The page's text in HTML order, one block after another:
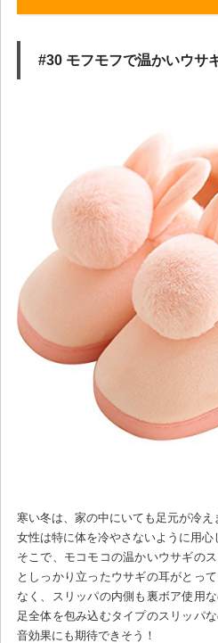
#30 モフモフで温かいウサ
寒い冬は、家の中にいても足元が冷え
女性は特に体を冷やさないように用心
そこで、モコモコの温かいウサギの
としっかり立ったウサギの耳がとっ
なく、スリッパの内側も裏ボア使用
足全体を包み込むタイプのスリッパ
音効果にも期待できそう！